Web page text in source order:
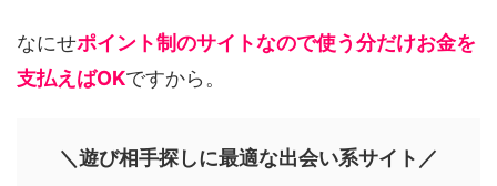
なにせポイント制のサイトなので使う分だけお金を
支払えばOKですから。
＼遊び相手探しに最適な出会い系サイト／